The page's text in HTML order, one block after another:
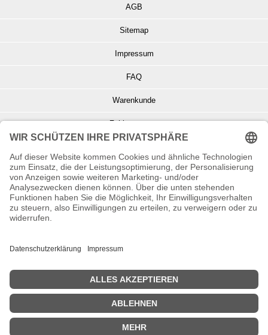
AGB
Sitemap
Impressum
FAQ
Warenkunde
Zahlungsarten
Info zu Elektro- u. Elektronikgeräten
Batterieentsorgung
Informationen zur Echtheit von Kundenbewertungen
© Copyright 2026 Wohnambiente-Shop